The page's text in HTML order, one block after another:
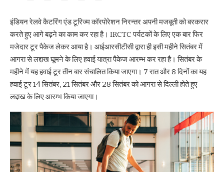
इंडियन रेलवे कैटरिंग एंड टूरिज्म कॉरपोरेशन निरन्तर अपनी मजबूती को बरकरार
करते हुए आगे बढ़ने का काम कर रहा है। IRCTC पर्यटकों के लिए एक बार फिर
मजेदार टूर पैकेज लेकर आया है। आईआरसीटीसी द्वारा ही इसी महीने सितंबर में
आगरा से लद्दाख घूमने के लिए हवाई यात्रा पैकेज आरम्भ कर रहा है। सितंबर के
महीने में यह हवाई टूर तीन बार संचालित किया जाएगा। 7 रात और 8 दिनों का यह
हवाई टूर 14 सितंबर, 21 सितंबर और 28 सितंबर को आगरा से दिल्ली होते हुए
लद्दाख के लिए आरम्भ किया जाएगा।